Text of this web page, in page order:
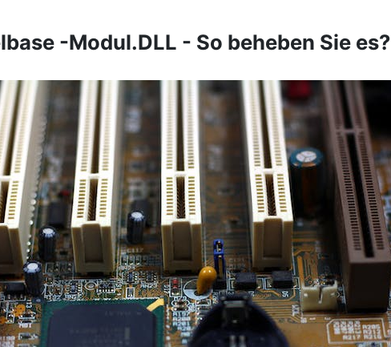
-Modul.DLL - So beheben Sie es?